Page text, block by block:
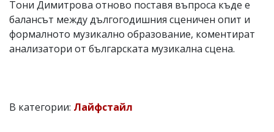
Тони Димитрова отново поставя въпроса къде е
балансът между дългогодишния сценичен опит и
формалното музикално образование, коментират
анализатори от българската музикална сцена.
В категории: Лайфстайл